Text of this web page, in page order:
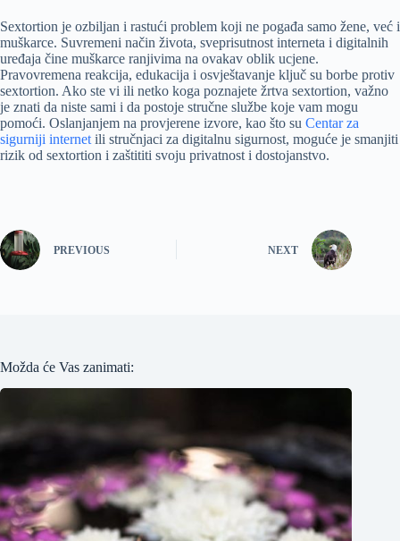
Sextortion je ozbiljan i rastući problem koji ne pogađa samo žene, već i
muškarce. Suvremeni način života, sveprisutnost interneta i digitalnih
uređaja čine muškarce ranjivima na ovakav oblik ucjene.
Pravovremena reakcija, edukacija i osvještavanje ključ su borbe protiv
sextortion. Ako ste vi ili netko koga poznajete žrtva sextortion, važno
je znati da niste sami i da postoje stručne službe koje vam mogu
pomoći. Oslanjanjem na provjerene izvore, kao što su Centar za
sigurniji internet ili stručnjaci za digitalnu sigurnost, moguće je smanjiti
rizik od sextortion i zaštititi svoju privatnost i dostojanstvo.
PREVIOUS NEXT
Možda će Vas zanimati: